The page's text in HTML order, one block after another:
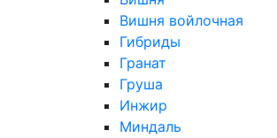
Вишня войлочная
Гибриды
Гранат
Груша
Инжир
Миндаль